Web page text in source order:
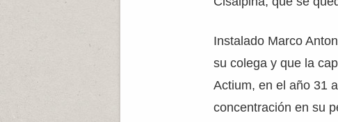
Instalado Marco
su colega y que la
Actium, en el año 31
concentración en su